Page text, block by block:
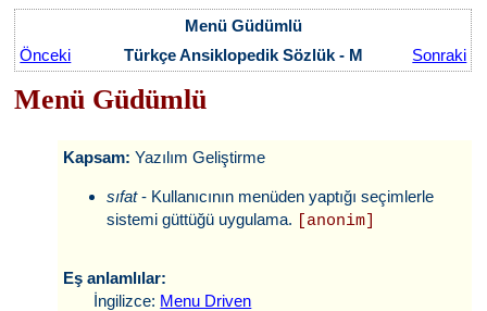
Menü Güdümlü
Önceki
Türkçe Ansiklopedik Sözlük - M Sonraki
Menü Güdümlü
Kapsam:Yazılım Geliştirme
sıfat- Kullanıcının menüden yaptığı seçimlerle
sistemi güttüğü uygulama.
[anonim]
Eş anlamlılar:
İngilizce: Menu Driven